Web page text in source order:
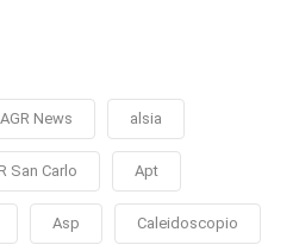
AGR News alsia
San Carlo Apt
Asp Caleidoscopio